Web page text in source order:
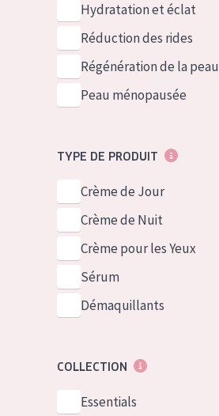
Hydratation et éclat
Réduction des rides
Régénération de la peau
Peau ménopausée
TYPE DE PRODUIT
Crème de Jour
Crème de Nuit
Crème pour les Yeux
Sérum
Démaquillants
COLLECTION
Essentials